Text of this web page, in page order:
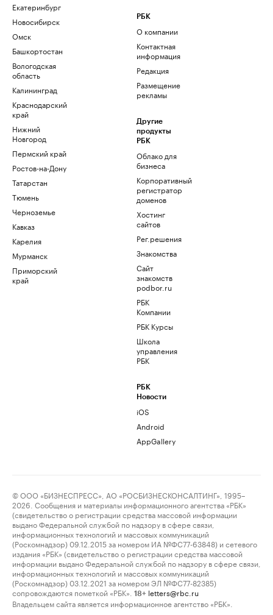
Екатеринбург
Новосибирск
Омск
Башкортостан
Вологодская
область
Калининград
Краснодарский
край
Нижний
Новгород
Пермский край
Ростов-на-Дону
Татарстан
Тюмень
Черноземье
Кавказ
Карелия
Мурманск
Приморский
край
РБК
О компании
Контактная
информация
Редакция
Размещение
рекламы
Другие
продукты
РБК
Облако для
бизнеса
Корпоративный
регистратор
доменов
Хостинг
сайтов
Рег.решения
Знакомства
Сайт
знакомств
podbor.ru
РБК
Компании
РБК Курсы
Школа
управления
РБК
РБК
Новости
iOS
Android
AppGallery
© ООО «БИЗНЕСПРЕСС», АО «РОСБИЗНЕСКОНСАЛТИНГ», 1995–
2026. Сообщения и материалы информационного агентства «РБК»
(свидетельство о регистрации средства массовой информации
выдано Федеральной службой по надзору в сфере связи,
информационных технологий и массовых коммуникаций
(Роскомнадзор) 09.12.2015 за номером ИА №ФС77-63848) и сетевого
издания «РБК» (свидетельство о регистрации средства массовой
информации выдано Федеральной службой по надзору в сфере связи,
информационных технологий и массовых коммуникаций
(Роскомнадзор) 03.12.2021 за номером ЭЛ №ФС77-82385)
сопровождаются пометкой «РБК».
18+ letters@rbc.ru
Владельцем сайта является информационное агентство «РБК».